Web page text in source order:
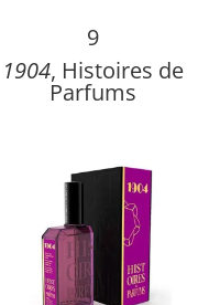
9
1904, Histoires de
Parfums